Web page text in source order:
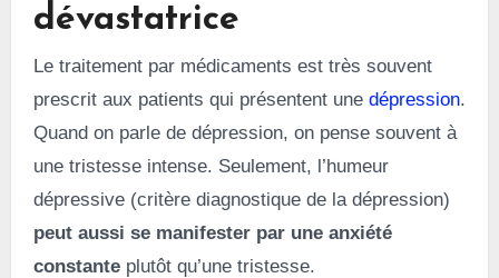
dévastatrice
Le traitement par médicaments est très souvent
prescrit aux patients qui présentent une dépression.
Quand on parle de dépression, on pense souvent à
une tristesse intense. Seulement, l’humeur
dépressive (critère diagnostique de la dépression)
peut aussi se manifester par une anxiété
constante plutôt qu’une tristesse.